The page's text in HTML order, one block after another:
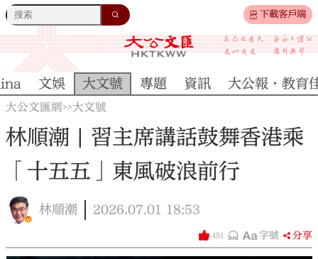
下載客戶端
文娛 大文號 專題 資訊 大公報·教育
大公文匯網>>大文號
林順潮 | 習主席講話鼓舞香港乘
「十五五」東風破浪前行
林順潮 2026.07.01 18:53
451 字號 分享